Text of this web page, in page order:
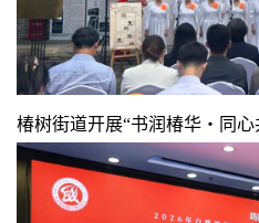
椿树街道开展“书润椿华・同